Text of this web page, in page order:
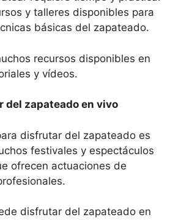
y talleres disponibles para
básicas del zapateado.
recursos disponibles en
y vídeos.
del zapateado en vivo
disfrutar del zapateado es
festivales y espectáculos
ofrecen actuaciones de
disfrutar del zapateado en